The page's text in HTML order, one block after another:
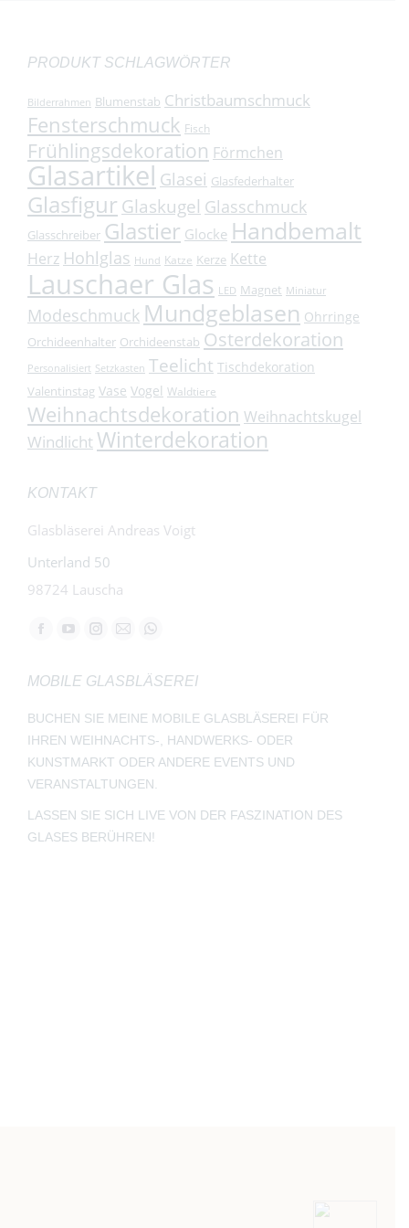
PRODUKT SCHLAGWÖRTER
Bilderrahmen Blumenstab Christbaumschmuck
Fensterschmuck Fisch
Frühlingsdekoration Förmchen
Glasartikel Glasei Glasfederhalter
Glasfigur Glaskugel Glasschmuck
Glasschreiber Glastier Glocke Handbemalt
Herz Hohlglas Hund Katze Kerze Kette
Lauschaer Glas LED Magnet Miniatur
Modeschmuck Mundgeblasen Ohrringe
Orchideenhalter Orchideenstab Osterdekoration
Personalisiert Setzkasten Teelicht Tischdekoration
Valentinstag Vase Vogel Waldtiere
Weihnachtsdekoration Weihnachtskugel
WindlichtWinterdekoration
KONTAKT
Glasbläserei Andreas Voigt
Unterland 50
98724 Lauscha
Finden Sie uns auf:
Facebook
opens
in
new
window
YouTube
opens
in
new
window
Instagram
opens
in
new
window
E-
page
opens
in
new
window
Whatsapp
opens
in
new
window
MOBILE GLASBLÄSEREI
BUCHEN SIE MEINE MOBILE GLASBLÄSEREI FÜR
IHREN WEIHNACHTS-, HANDWERKS- ODER
KUNSTMARKT ODER ANDERE EVENTS UND
VERANSTALTUNGEN.
LASSEN SIE SICH LIVE VON DER FASZINATION DES
GLASES BERÜHREN!